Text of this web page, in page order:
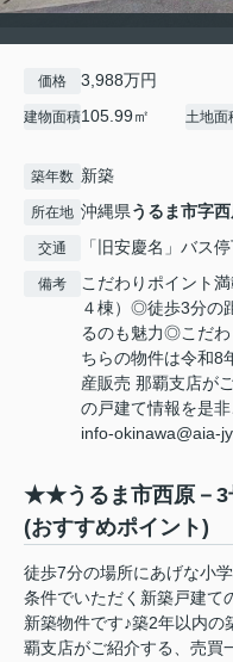
価格 3,988万円
建物面積105.99㎡ 土地面
築年数 新築
所在地 沖縄県うるま市字
交通 「旧安慶名」バス
備考
こだわりポイント
４棟）◎徒歩3分の
るのも魅力◎こだ
ちらの物件は令和8
産販売 那覇支店が
の戸建て情報を是
info-okinawa@aia-
★★うるま市西原－3
(おすすめポイント)
徒歩7分の場所にあげな小
条件でいただく新築戸建て
新築物件です♪築2年以内の
覇支店がご紹介する、売買